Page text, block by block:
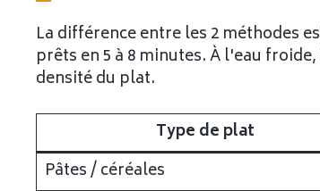
La différence entre les 2 méthodes
prêts en 5 à 8 minutes. À l'eau
densité du plat.
Type de plat
Pâtes / céréales